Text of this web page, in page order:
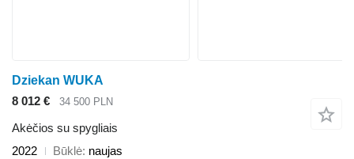
Dziekan WUKA
8 012 €
34 500 PLN
Akėčios su spygliais
2022
Būklė naujas